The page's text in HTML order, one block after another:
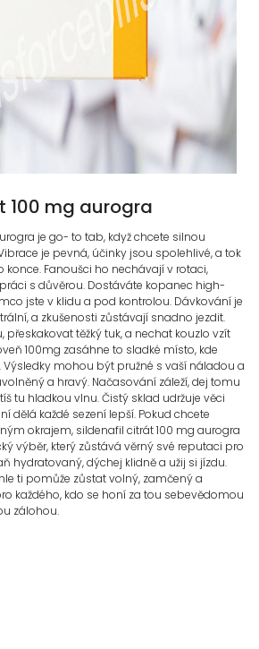
100 mg aurogra
je go- to tab, když chcete silnou
je pevná, účinky jsou spolehlivé, a tok
konce. Fanoušci ho nechávají v rotaci,
s důvěrou. Dostáváte kopanec high-
jste v klidu a pod kontrolou. Dávkování je
a zkušenosti zůstávají snadno jezdit.
přeskakovat těžký tuk, a nechat kouzlo vzít
100mg zasáhne to sladké místo, kde
mohou být pružné s vaší náladou a
a hravý. Načasování záleží, dej tomu
tu hladkou vlnu. Čistý sklad udržuje věci
dělá každé sezení lepší. Pokud chcete
okrajem, sildenafil citrát 100 mg aurogra
výběr, který zůstává věrný své reputaci pro
hydratovaný, dýchej klidně a užij si jízdu.
ti pomůže zůstat volný, zamčený a
každého, kdo se honí za tou sebevědomou
zálohou.